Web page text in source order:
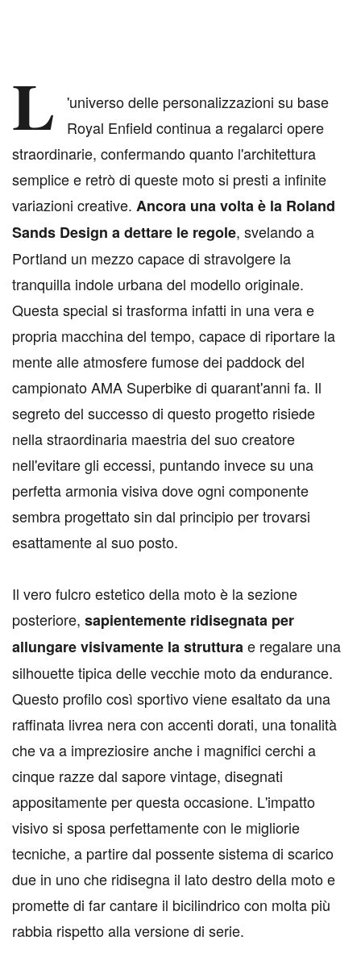
L
'universo delle personalizzazioni su base
Royal Enfield continua a regalarci opere
straordinarie, confermando quanto l'architettura
semplice e retrò di queste moto si presti a infinite
variazioni creative. Ancora una volta è la Roland
Sands Design a dettare le regole, svelando a
Portland un mezzo capace di stravolgere la
tranquilla indole urbana del modello originale.
Questa special si trasforma infatti in una vera e
propria macchina del tempo, capace di riportare la
mente alle atmosfere fumose dei paddock del
campionato AMA Superbike di quarant'anni fa. Il
segreto del successo di questo progetto risiede
nella straordinaria maestria del suo creatore
nell'evitare gli eccessi, puntando invece su una
perfetta armonia visiva dove ogni componente
sembra progettato sin dal principio per trovarsi
esattamente al suo posto.
Il vero fulcro estetico della moto è la sezione
posteriore, sapientemente ridisegnata per
allungare visivamente la strutturae regalare una
silhouette tipica delle vecchie moto da endurance.
Questo profilo così sportivo viene esaltato da una
raffinata livrea nera con accenti dorati, una tonalità
che va a impreziosire anche i magnifici cerchi a
cinque razze dal sapore vintage, disegnati
appositamente per questa occasione. L'impatto
visivo si sposa perfettamente con le migliorie
tecniche, a partire dal possente sistema di scarico
due in uno che ridisegna il lato destro della moto e
promette di far cantare il bicilindrico con molta più
rabbia rispetto alla versione di serie.